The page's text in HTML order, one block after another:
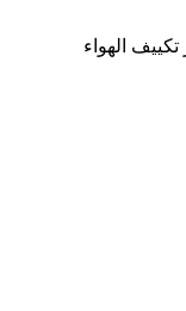
الهواء